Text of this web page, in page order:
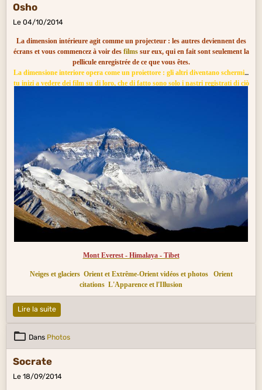
Osho
Le 04/10/2014
La dimension intérieure agit comme un projecteur : les autres deviennent des
écrans et vous commencez à voir des filmssur eux, qui en fait sont seulement la
pellicule enregistrée de ce que vous êtes.
La dimensione interiore opera come un proiettore : gli altri diventano schermi e
tu inizi a vedere dei film su di loro, che di fatto sono solo i nastri registrati di ciò
Mont Everest - Himalaya - Tibet
Neiges et glaciers Orient et Extrême-Orient vidéos et photos
Orient
citations L'Apparence et l'Illusion
Lire la suite
Dans Photos
Socrate
Le 18/09/2014